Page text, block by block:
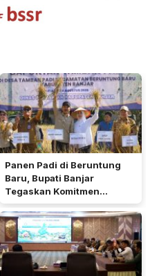
Panen Padi di Beruntung
Baru, Bupati Banjar
Tegaskan Komitmen
Dukung Ketahanan Pangan